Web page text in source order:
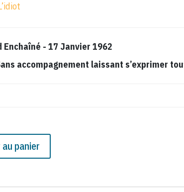
Enchaîné - 17 Janvier 1962
accompagnement laissant s’exprimer
panier